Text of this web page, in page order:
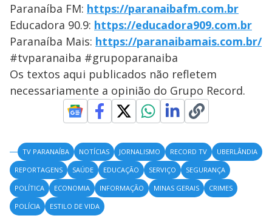
Paranaíba FM: https://paranaibafm.com.br
Educadora 90.9: https://educadora909.com.br
Paranaíba Mais: https://paranaibamais.com.br/
#tvparanaiba #grupoparanaiba
Os textos aqui publicados não refletem
necessariamente a opinião do Grupo Record.
TV PARANAÍBA NOTÍCIAS JORNALISMO RECORD TV
UBERLÂNDIA
REPORTAGENS
SAÚDE EDUCAÇÃO SERVIÇO
SEGURANÇA
POLÍTICA
ECONOMIA INFORMAÇÃO MINAS GERAIS
CRIMES
POLÍCIA
ESTILO DE VIDA